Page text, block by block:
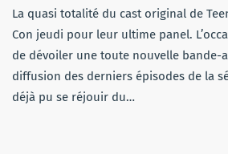
La quasi totalité du cast original de
Con jeudi pour leur ultime panel.
de dévoiler une toute nouvelle bande-
diffusion des derniers épisodes de la
déjà pu se réjouir du…